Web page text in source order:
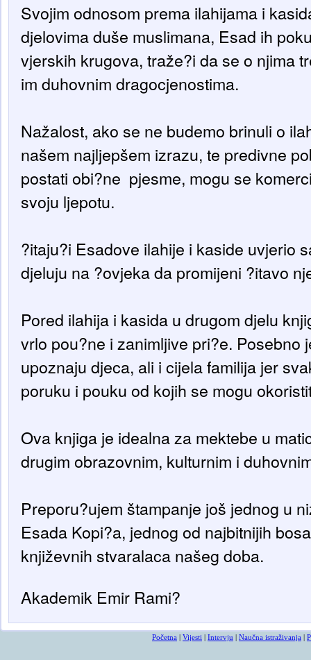
Svojim odnosom prema ilahijama i
djelovima duše muslimana, Esad ih
vjerskih krugova, traže?i da se o njima
im duhovnim dragocjenostima.
Nažalost, ako se ne budemo brinuli o
našem najljepšem izrazu, te predivne
postati obi?ne pjesme, mogu se
svoju ljepotu.
?itaju?i Esadove ilahije i kaside uvjerio
djeluju na ?ovjeka da promijeni ?itavo
Pored ilahija i kasida u drugom djelu
vrlo pou?ne i zanimljive pri?e. Posebno
upoznaju djeca, ali i cijela familija jer
poruku i pouku od kojih se mogu
Ova knjiga je idealna za mektebe u
drugim obrazovnim, kulturnim i
Preporu?ujem štampanje još jednog u
Esada Kopi?a, jednog od najbitnijih
književnih stvaralaca našeg doba.
Akademik Emir Rami?
Početna Vijesti Intervju Naučna istraživanja